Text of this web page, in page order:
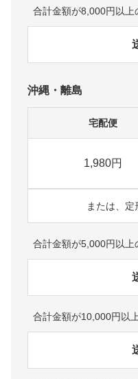
合計金額が8,000円以上
沖縄・離島
宅配便
1,980円
または、
合計金額が5,000円以上
合計金額が10,000円以